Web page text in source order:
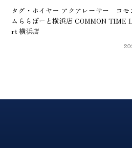
タグ・ホイヤー アクアレーサー コモ
ムららぽーと横浜店 COMMON TIME
rt 横浜店